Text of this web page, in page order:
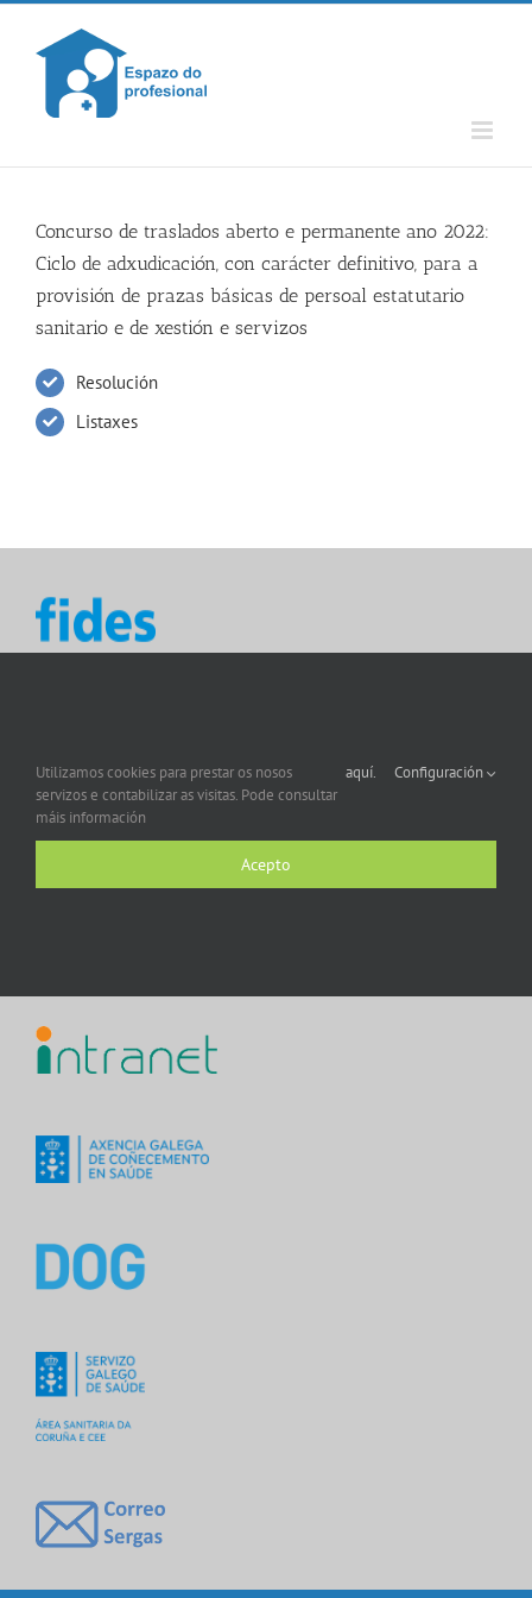
Skip
content
Concurso de traslados aberto e permanente ano 2022:
Ciclo de adxudicación, con carácter definitivo, para a
provisión de prazas básicas de persoal estatutario
sanitario e de xestión e servizos
Resolución
Listaxes
Utilizamos cookies para prestar os nosos
servizos e contabilizar as visitas. Pode consultar
máis información
aquí. Configuración
Acepto